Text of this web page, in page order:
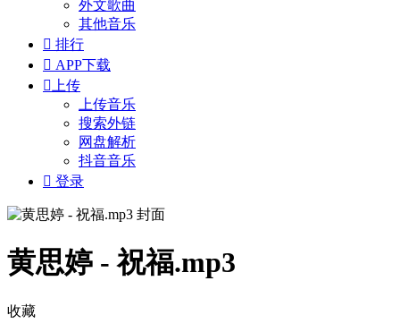
外文歌曲
其他音乐
 排行
 APP下载
 上传
上传音乐
搜索外链
网盘解析
抖音音乐
 登录
黄思婷 - 祝福.mp3
收藏